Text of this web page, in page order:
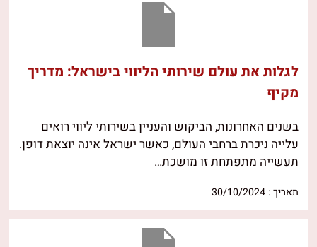
לגלות את עולם שירותי הליווי בישראל: מדריך
מקיף
בשנים האחרונות, הביקוש והעניין בשירותי ליווי רואים
עלייה ניכרת ברחבי העולם, כאשר ישראל אינה יוצאת דופן.
תעשייה מתפתחת זו מושכת…
תאריך : 30/10/2024